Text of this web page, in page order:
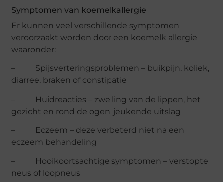
Symptomen van koemelkallergie
Er kunnen veel verschillende symptomen
veroorzaakt worden door een koemelk allergie
waaronder:
– Spijsverteringsproblemen – buikpijn, koliek,
diarree, braken of constipatie
– Huidreacties – zwelling van de lippen, het
gezicht en rond de ogen, jeukende uitslag
– Eczeem – deze verbeterd niet na een
eczeem behandeling
– Hooikoortsachtige symptomen – verstopte
neus of loopneus